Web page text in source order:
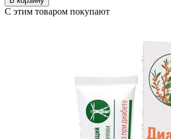
С этим товаром покупают